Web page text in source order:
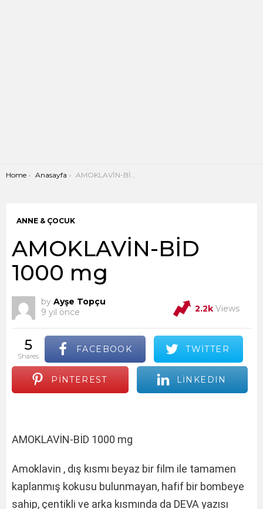
You are here:
Home Anasayfa AMOKLAVİN-BİD 1000 mg
ANNE & ÇOCUK
AMOKLAVİN-BİD
1000 mg
by Ayşe Topçu
9 yıl önce
2.2k Views
5
shares
FACEBOOK TWITTER
PINTEREST LINKEDIN
AMOKLAVİN-BİD 1000 mg
Amoklavin , dış kısmı beyaz bir film ile tamamen
kaplanmış kokusu bulunmayan, hafif bir bombeye
sahip, çentikli ve arka kısmında da DEVA yazısı